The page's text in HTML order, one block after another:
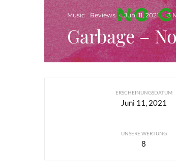
Music Reviews · Juni 11, 2021 · 3
Garbage –
ERSCHEINUNGSDATUM
Juni 11, 2021
UNSERE WERTUNG
8